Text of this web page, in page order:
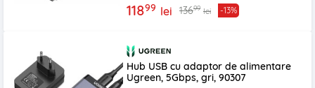
11899 lei 13699 lei -13%
Hub USB cu adaptor de alimentare
Ugreen, 5Gbps, gri, 90307